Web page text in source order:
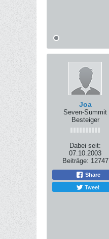
Joa
Seven-Summit
Besteiger
Dabei seit:
07.10.2003
Beiträge: 12747
Share
Tweet